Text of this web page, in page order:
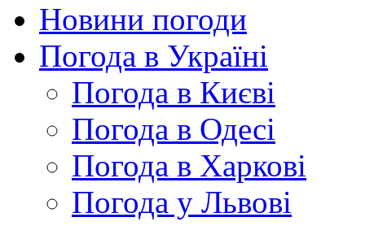
Новини погоди
Погода в Україні
Погода в Києві
Погода в Одесі
Погода в Харкові
Погода у Львові